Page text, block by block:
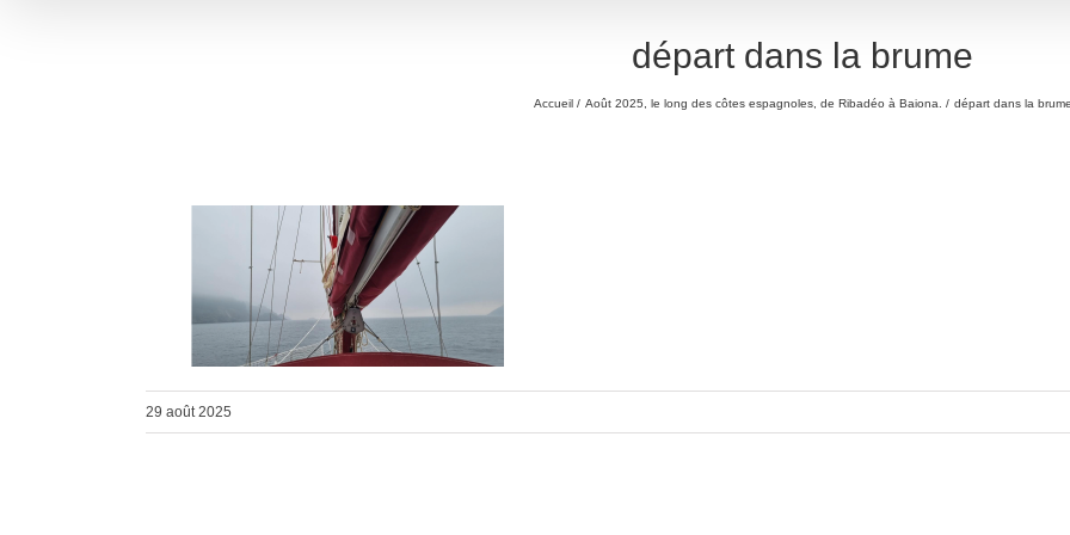
départ dans la brume
Accueil Août 2025, le long des côtes espagnoles, de Ribadéo à Baiona. départ dans la
29 août 2025